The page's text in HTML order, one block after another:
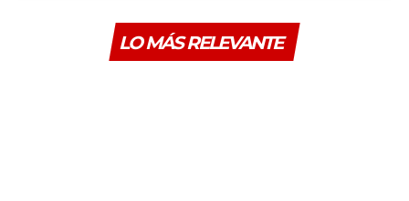
LO MÁS RELEVANTE